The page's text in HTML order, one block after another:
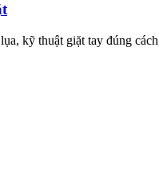
kỹ thuật giặt tay đúng